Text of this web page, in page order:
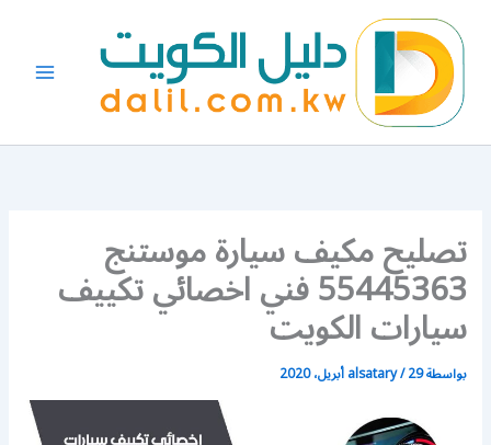
المحتوى
تصليح مكيف سيارة موستنج
55445363 فني اخصائي تكييف
سيارات الكويت
بواسطة alsatary/29 أبريل، 2020